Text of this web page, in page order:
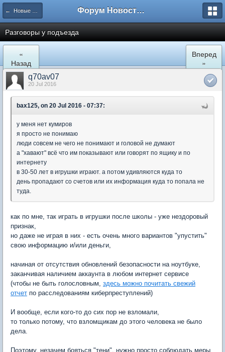
← Новые Водники Форум Новостройки
Разговоры у подъезда
«
Назад
Вперед
»
q70av07
20 Jul 2016
bax125, on 20 Jul 2016 - 07:37:
у меня нет кумиров
я просто не понимаю
люди совсем не чего не понимают и головой не думают
а "хавают" всё что им показывают или говорят по ящику и по
интернету
в 30-50 лет в игрушки играют. а потом удивляются куда то
день пропадают со счетов или их информация куда то попала не
туда.
как по мне, так играть в игрушки после школы - уже нездоровый
признак,
но даже не играя в них - есть очень много вариантов "упустить"
свою информацию и/или деньги,
начиная от отсутствия обновлений безопасности на ноутбуке,
заканчивая наличием аккаунта в любом интернет сервисе
(чтобы не быть голословным, здесь можно почитать свежий
отчет по расследованиям киберпреступлений)
И вообще, если кого-то до сих пор не взломали,
то только потому, что взломщикам до этого человека не было
дела.
Поэтому, незачем бояться "тени", нужно просто соблюдать меры